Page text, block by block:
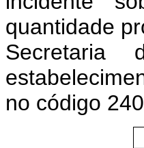
quantidade
Secretaria
no código